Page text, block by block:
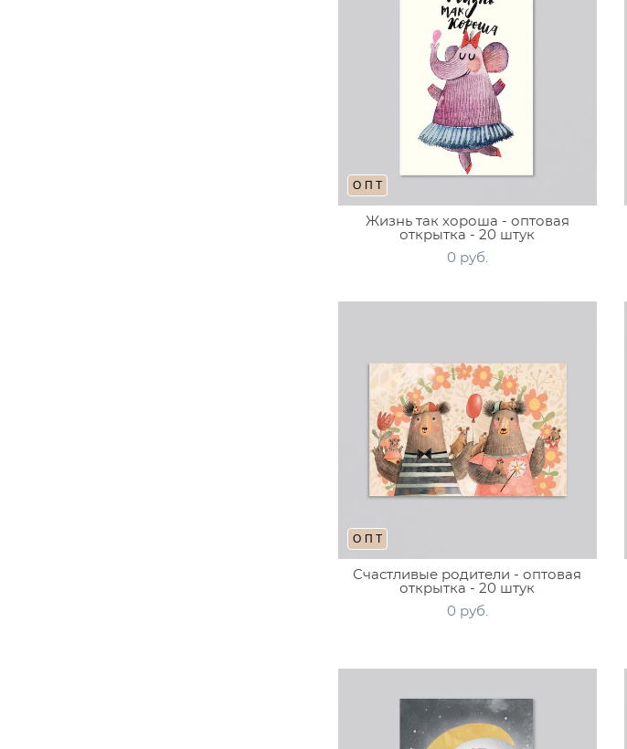
ОПТ
Жизнь так хороша - оптовая
открытка - 20 штук
0 pуб.
ОПТ
Счастливые родители - оптовая
открытка - 20 штук
0 pуб.